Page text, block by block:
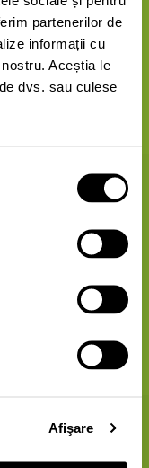
partenerilor de
informații cu
Aceștia le
dvs. sau culese
Afişare
și informează-te
vechi